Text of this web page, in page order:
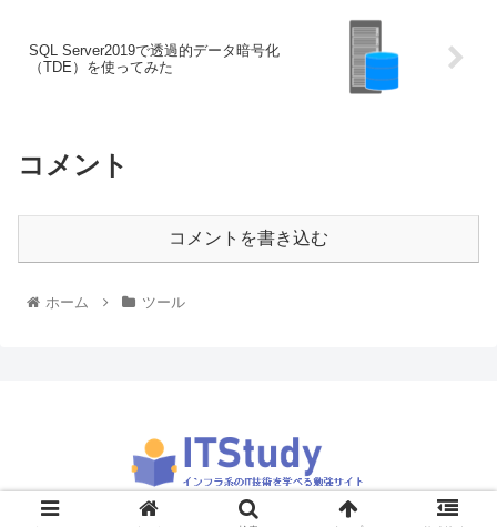
SQL Server2019で透過的データ暗号化
（TDE）を使ってみた
コメント
コメントを書き込む
ホーム ツール
© 2019 ITStudy.